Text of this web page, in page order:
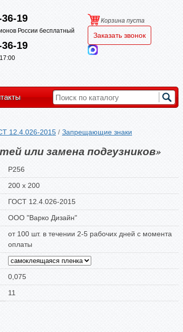
19
России бесплатный
19
Корзина пуста
Заказать звонок
12.4.026-2015 / Запрещающие знаки
или замена подгузников»
P256
200 х 200
ГОСТ 12.4.026-2015
ООО "Варко Дизайн"
от 100 шт. в течении 2-5 рабочих дней с момента
оплаты
0,075
11